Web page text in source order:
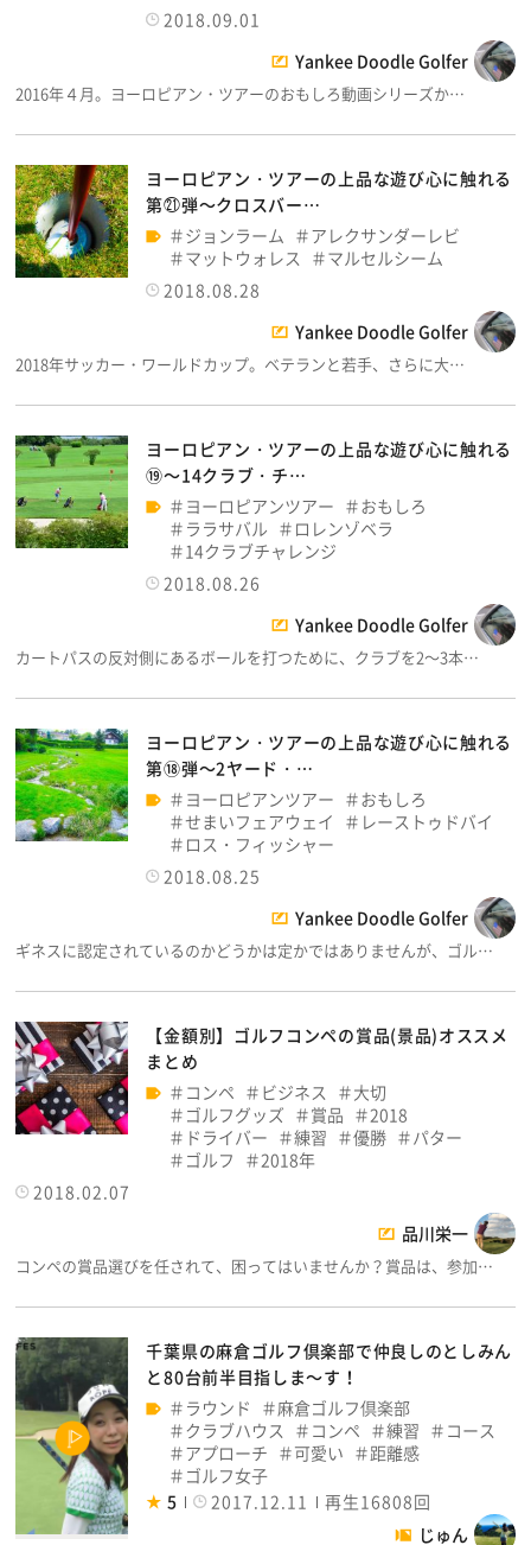
2018.09.01
Yankee Doodle Golfer
2016年４月。ヨーロピアン・ツアーのおもしろ動画シリーズか…
ヨーロピアン・ツアーの上品な遊び心に触れる
第㉑弾～クロスバー…
ジョンラーム
アレクサンダーレビ
マットウォレス
マルセルシーム
2018.08.28
Yankee Doodle Golfer
2018年サッカー・ワールドカップ。ベテランと若手、さらに大…
ヨーロピアン・ツアーの上品な遊び心に触れる
⑲～14クラブ・チ…
ヨーロピアンツアー
おもしろ
ララサバル
ロレンゾベラ
14クラブチャレンジ
2018.08.26
Yankee Doodle Golfer
カートパスの反対側にあるボールを打つために、クラブを2～3本…
ヨーロピアン・ツアーの上品な遊び心に触れる
第⑱弾～2ヤード・…
ヨーロピアンツアー
おもしろ
せまいフェアウェイ
レーストゥドバイ
ロス・フィッシャー
2018.08.25
Yankee Doodle Golfer
ギネスに認定されているのかどうかは定かではありませんが、ゴル…
【金額別】ゴルフコンペの賞品(景品)オススメ
まとめ
コンペ
ビジネス
大切
ゴルフグッズ
賞品
2018
ドライバー
練習 優勝
パター
ゴルフ
2018年
2018.02.07
品川栄一
コンペの賞品選びを任されて、困ってはいませんか？賞品は、参加…
千葉県の麻倉ゴルフ倶楽部で仲良しのとしみん
と80台前半目指しま～す！
ラウンド
麻倉ゴルフ倶楽部
クラブハウス
コンペ 練習
コース
アプローチ
可愛い
距離感
ゴルフ女子
5
2017.12.11
再生16808回
じゅん